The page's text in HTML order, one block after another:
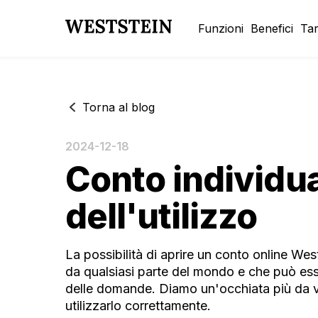
Funzioni Benefici
Torna al blog
2024-12-18
Conto
dell'utilizzo
La possibilità di aprire un conto online
da qualsiasi parte del mondo e che può
delle domande. Diamo un'occhiata più da
utilizzarlo correttamente.